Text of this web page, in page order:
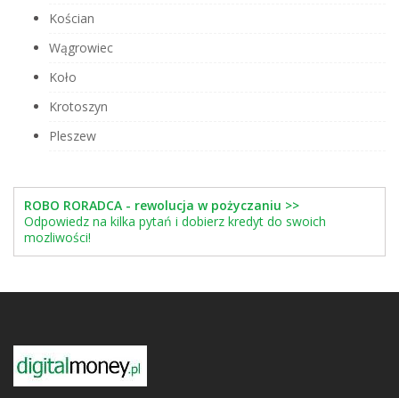
Kościan
Wągrowiec
Koło
Krotoszyn
Pleszew
ROBO RORADCA - rewolucja w pożyczaniu >>
Odpowiedz na kilka pytań i dobierz kredyt do swoich
mozliwości!